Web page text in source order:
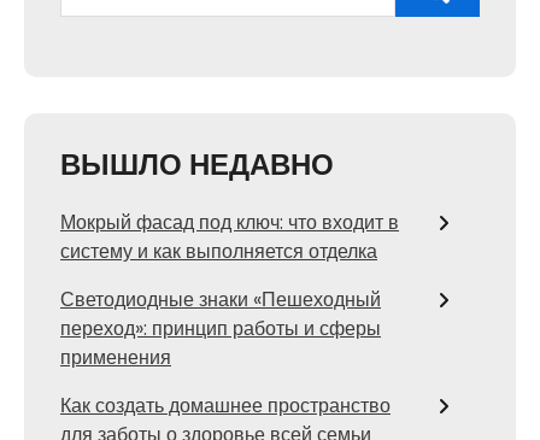
ВЫШЛО НЕДАВНО
Мокрый фасад под ключ: что входит в
систему и как выполняется отделка
Светодиодные знаки «Пешеходный
переход»: принцип работы и сферы
применения
Как создать домашнее пространство